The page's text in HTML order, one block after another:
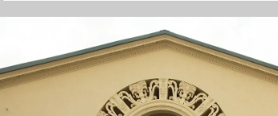
Три дорогих лимузина Александра
эффектный «Линкольн» золотого
«Градский холл» требует убрать с
который носит имя знаменитого
занимают драгоценные парковочные